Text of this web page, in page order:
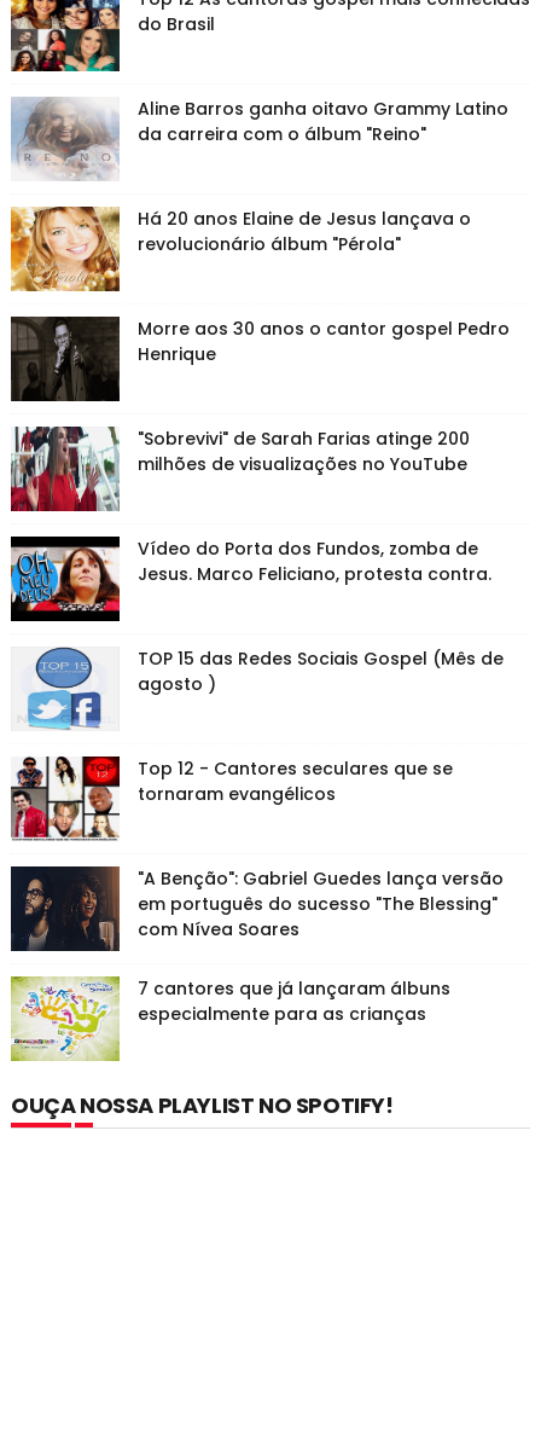
do Brasil
Aline Barros ganha oitavo Grammy Latino
da carreira com o álbum "Reino"
Há 20 anos Elaine de Jesus lançava o
revolucionário álbum "Pérola"
Morre aos 30 anos o cantor gospel Pedro
Henrique
"Sobrevivi" de Sarah Farias atinge 200
milhões de visualizações no YouTube
Vídeo do Porta dos Fundos, zomba de
Jesus. Marco Feliciano, protesta contra.
TOP 15 das Redes Sociais Gospel (Mês de
agosto )
Top 12 - Cantores seculares que se
tornaram evangélicos
"A Benção": Gabriel Guedes lança versão
em português do sucesso "The Blessing"
com Nívea Soares
7 cantores que já lançaram álbuns
especialmente para as crianças
OUÇA NOSSA PLAYLIST NO SPOTIFY!